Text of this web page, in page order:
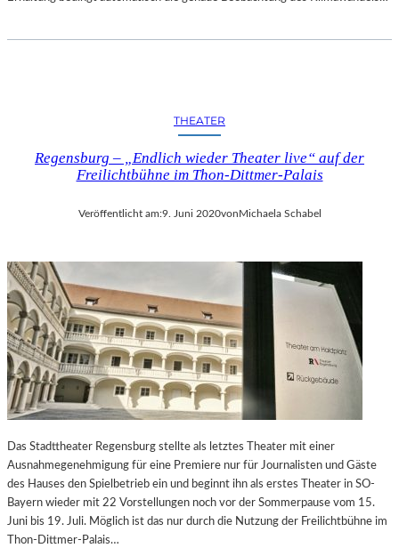
K
P
L
P
THEATER
Regensburg – „Endlich wieder Theater live“ auf der
Freilichtbühne im Thon-Dittmer-Palais
Veröffentlicht am:9. Juni 2020vonMichaela Schabel
Das Stadttheater Regensburg stellte als letztes Theater mit einer
Ausnahmegenehmigung für eine Premiere nur für Journalisten und Gäste
des Hauses den Spielbetrieb ein und beginnt ihn als erstes Theater in SO-
Bayern wieder mit 22 Vorstellungen noch vor der Sommerpause vom 15.
Juni bis 19. Juli. Möglich ist das nur durch die Nutzung der Freilichtbühne im
Thon-Dittmer-Palais…